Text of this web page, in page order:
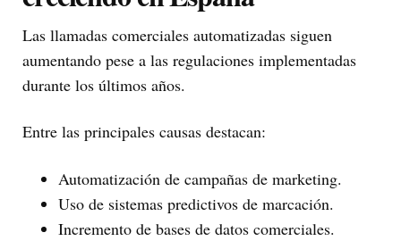
Las llamadas comerciales automatizadas siguen
aumentando pese a las regulaciones implementadas
durante los últimos años.
Entre las principales causas destacan:
Automatización de campañas de marketing.
Uso de sistemas predictivos de marcación.
Incremento de bases de datos comerciales.